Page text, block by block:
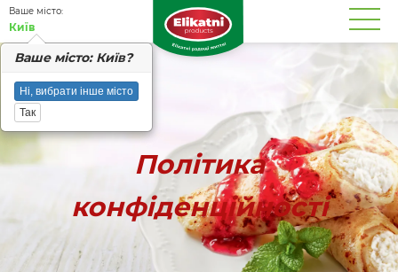
Вашe місто:
Київ
Вашe місто: Київ?
Ні, вибрати інше місто
Так
Політика
конфіденційності